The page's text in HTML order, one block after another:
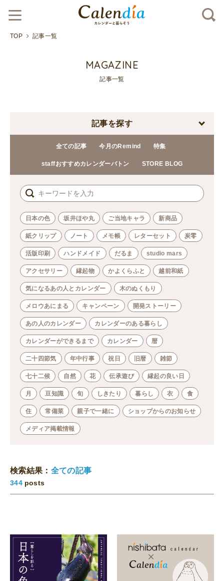
TOP 記事一覧
MAGAZINE
記事一覧
記事を探す
全ての記事 今月のRemind 特集
staffおすすめカレンダーバトン STORE BLOG
日本の色 坂井ほや丸 ご当地キャラ 新商品
紙クリップ ノート メモ帳 レターセット 炭零
活版印刷 ハンドメイド だるま studio mars
アクセサリー 縁起物 かよくらふと 越前和紙
気になるあの人とカレンダー 木のぬくもり
メロウあにまる キャンペーン 開発ストーリー
あの人のカレンダー カレンダーのある暮らし
カレンダーができるまで カレンダー 暦
二十四節気 年中行事 祝日 旧暦 雑節
七十二候 自然 花 伝承遊び 縁起の良い日
月 豆知識 旬 しきたり 暮らし 衣 食
住 常備菜 親子で一緒に ショップからのお知らせ
メディア掲載情報
検索結果： 全ての記事
344 posts